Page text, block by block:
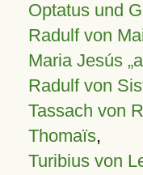
Optatus und
Radulf von
Maria Jesús
Radulf von
Tassach von
Thomaïs,
Turibius von